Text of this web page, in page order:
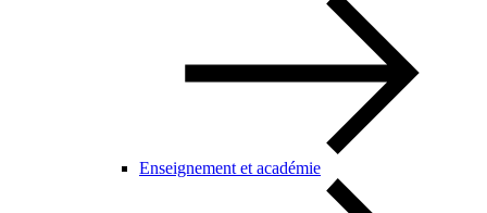
Enseignement et académie